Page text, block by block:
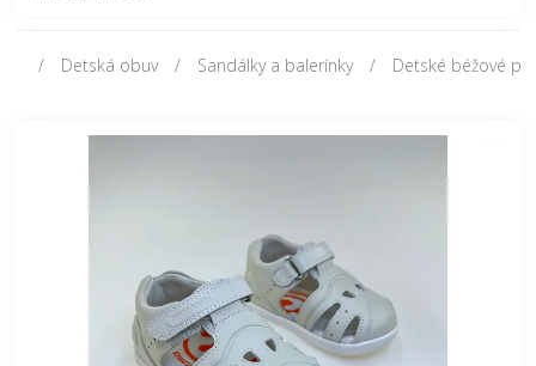
Detská obuv Sandálky a balerínky Detské béžové